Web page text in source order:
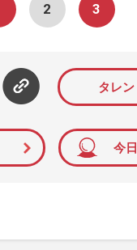
2 3
タレ
今